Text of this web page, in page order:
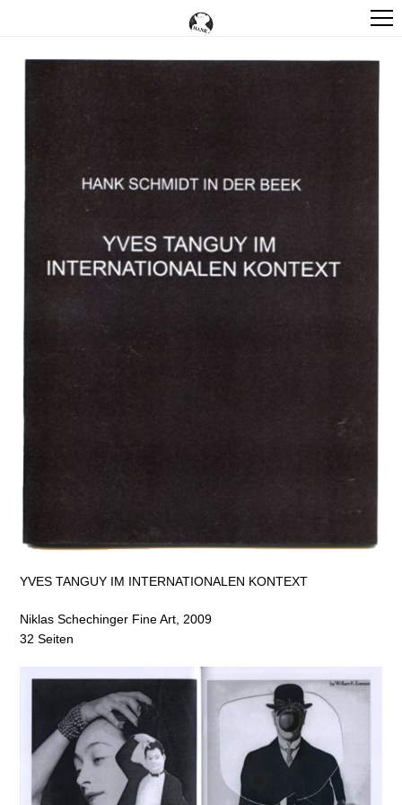
YVES TANGUY IM INTERNATIONALEN KONTEXT
Niklas Schechinger Fine Art, 2009
32 Seiten